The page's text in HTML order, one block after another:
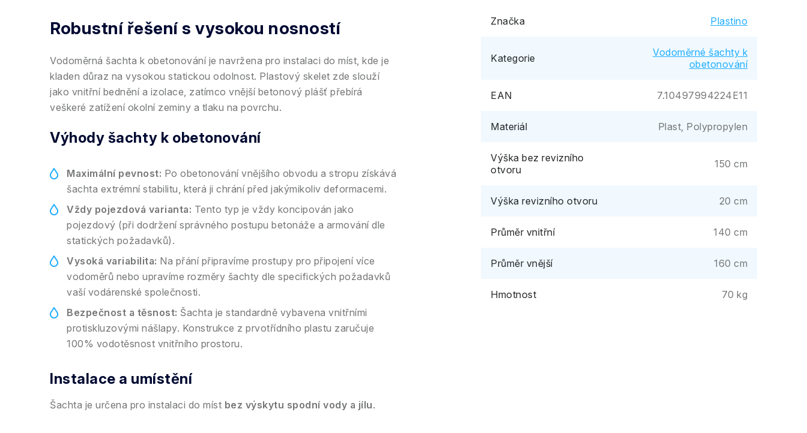
Robustní řešení s vysokou nosností
Vodoměrná šachta k obetonování je navržena pro instalaci do míst, kde je
kladen důraz na vysokou statickou odolnost. Plastový skelet zde slouží
jako vnitřní bednění a izolace, zatímco vnější betonový plášť přebírá
veškeré zatížení okolní zeminy a tlaku na povrchu.
Výhody šachty k obetonování
Maximální pevnost: Po obetonování vnějšího obvodu a stropu získává
šachta extrémní stabilitu, která ji chrání před jakýmikoliv deformacemi.
Vždy pojezdová varianta: Tento typ je vždy koncipován jako
pojezdový (při dodržení správného postupu betonáže a armování dle
statických požadavků).
Vysoká variabilita: Na přání připravíme prostupy pro připojení více
vodoměrů nebo upravíme rozměry šachty dle specifických požadavků
vaší vodárenské společnosti.
Bezpečnost a těsnost: Šachta je standardně vybavena vnitřními
protiskluzovými nášlapy. Konstrukce z prvotřídního plastu zaručuje
100% vodotěsnost vnitřního prostoru.
Instalace a umístění
Šachta je určena pro instalaci do míst bez výskytu spodní vody a jílu.
Značka Plastino
Kategorie
Vodoměrné šachty k
obetonování
EAN 7.10497994224E11
Materiál Plast, Polypropylen
Výška bez revizního
otvoru
150 cm
Výška revizního otvoru 20 cm
Průměr vnitřní 140 cm
Průměr vnější 160 cm
Hmotnost 70 kg